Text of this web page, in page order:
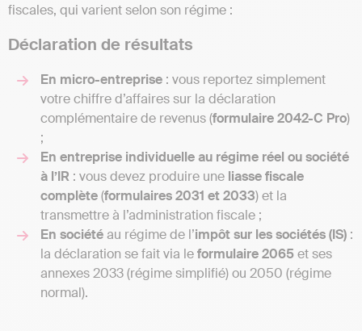
fiscales, qui varient selon son régime :
Déclaration de résultats
En micro-entreprise : vous reportez simplement
votre chiffre d’affaires sur la déclaration
complémentaire de revenus (formulaire 2042-C Pro)
;
En entreprise individuelle au régime réel ou société
à l’IR : vous devez produire une liasse fiscale
complète(formulaires 2031 et 2033) et la
transmettre à l’administration fiscale ;
En sociétéau régime de l’impôt sur les sociétés (IS) :
la déclaration se fait via leformulaire 2065et ses
annexes 2033 (régime simplifié) ou 2050 (régime
normal).